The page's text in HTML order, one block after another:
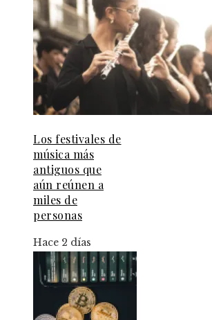
Los festivales de
música más
antiguos que
aún reúnen a
miles de
personas
Hace 2 días